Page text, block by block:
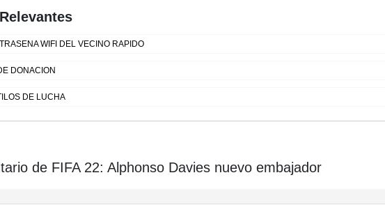
WIFI DEL VECINO RAPIDO
DONACION
DE LUCHA
de FIFA 22: Alphonso Davies nuevo embajador